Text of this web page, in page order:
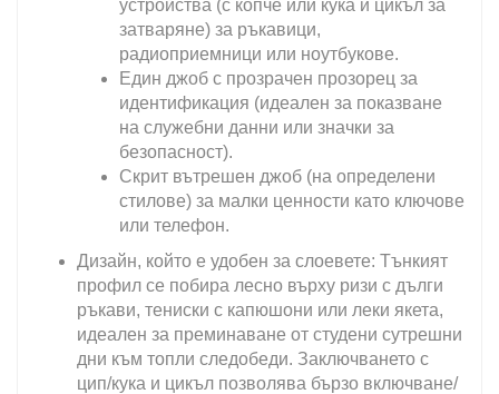
устройства (с копче или кука и цикъл за
затваряне) за ръкавици,
радиоприемници или ноутбукове.
Един джоб с прозрачен прозорец за
идентификация (идеален за показване
на служебни данни или значки за
безопасност).
Скрит вътрешен джоб (на определени
стилове) за малки ценности като ключове
или телефон.
Дизайн, който е удобен за слоевете: Тънкият
профил се побира лесно върху ризи с дълги
ръкави, тениски с капюшони или леки якета,
идеален за преминаване от студени сутрешни
дни към топли следобеди. Заключването с
цип/кука и цикъл позволява бързо включване/